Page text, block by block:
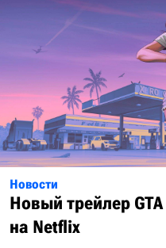
Новости
Новый трейлер
на Netflix